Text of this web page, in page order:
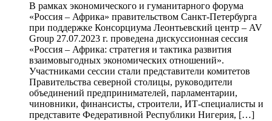
В рамках экономического и гуманитарного форума
«Россия – Африка» правительством Санкт-Петербурга
при поддержке Консорциума Леонтьевский центр – AV
Group 27.07.2023 г. проведена дискуссионная сессия
«Россия – Африка: стратегия и тактика развития
взаимовыгодных экономических отношений».
Участниками сессии стали представители комитетов
Правительства северной столицы, руководители
объединений предпринимателей, парламентарии,
чиновники, финансисты, строители, ИТ-специалисты и
представите Федеративной Республики Нигерия, […]